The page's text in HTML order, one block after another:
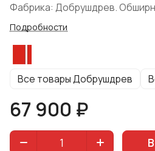
Фабрика: Добрушдрев.
Подробности
Все товары Добрушдрев
67 900 ₽